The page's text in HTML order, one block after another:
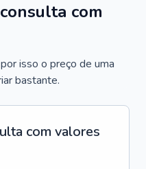
com
isso o preço de uma
bastante.
com valores